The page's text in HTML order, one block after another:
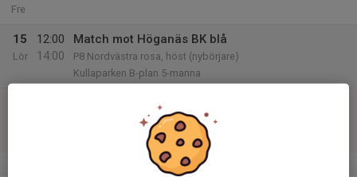
Fre
15
Lör
12:00
14:00
Match mot Höganäs BK blå
P8 Nordvästra rosa, höst (nybörjare)
Kullaparken B-plan 5-manna
Match mot Vikens IK blå
P8 Nordvästra blå, höst
v.34